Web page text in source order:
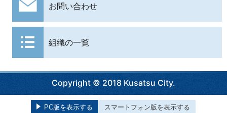
お問い合わせ
組織の一覧
Copyright © 2018 Kusatsu City.
PC版を表示する スマートフォン版を表示する